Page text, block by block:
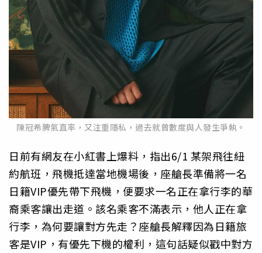
陳冠希脾氣直率，又注重隱私，過去就曾數度與人發生爭執。
日前有網友在小紅書上爆料，指出6/1 某架飛往紐
約航班，飛機抵達當地機場後，座艙長準備將一名
日籍VIP優先帶下飛機，便要求一名正在拿行李的華
裔乘客讓出走道。該名乘客不滿表示，他人正在拿
行李，為何要讓對方先走？座艙長解釋因為日籍旅
客是VIP，有優先下機的權利，這句話疑似戳中對方